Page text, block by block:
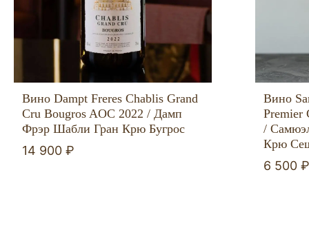
Вино Dampt Freres Chablis Grand
Cru Bougros AOC 2022 / Дамп
Фрэр Шабли Гран Крю Бугрос
14 900 ₽
Вино
Premier
/
Крю
6 500 ₽